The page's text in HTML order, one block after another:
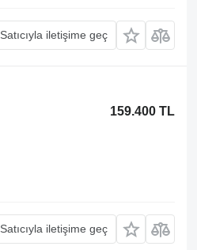
Satıcıyla iletişime geç
159.400 TL
Satıcıyla iletişime geç